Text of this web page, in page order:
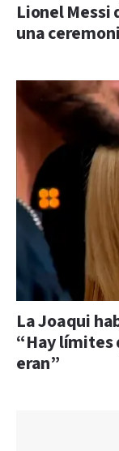
Lionel Messi
una
La Joaqui
“Hay límites
eran”